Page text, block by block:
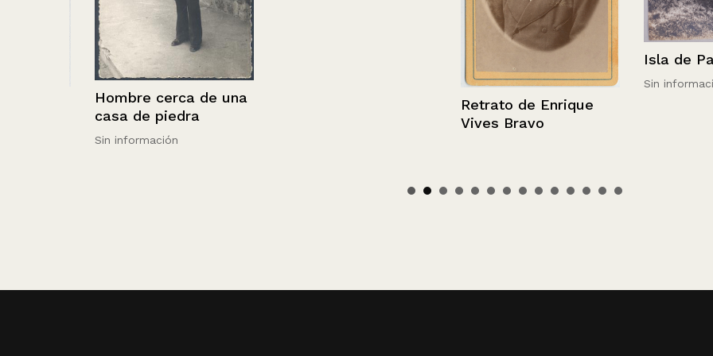
Hombre cerca de una
casa de piedra
Sin información
Retrato de Enrique
Vives Bravo
Isla de
Sin información